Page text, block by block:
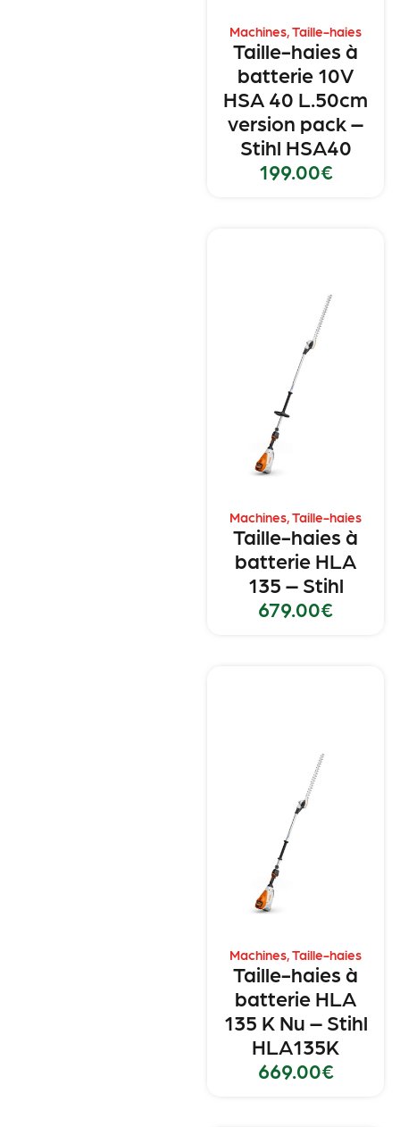
Machines,Taille-haies
Taille-haies à
batterie 10V
HSA 40 L.50cm
version pack –
Stihl HSA40
199.00€
Machines,Taille-haies
Taille-haies à
batterie HLA
135 – Stihl
679.00€
Machines,Taille-haies
Taille-haies à
batterie HLA
135 K Nu – Stihl
HLA135K
669.00€